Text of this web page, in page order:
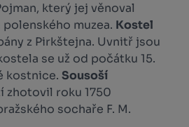
který jej věnoval
polenského muzea. Kostel
z Pirkštejna. Uvnitř jsou
se už od počátku 15.
kostnice. Sousoší
zhotovil roku 1750
sochaře F. M.